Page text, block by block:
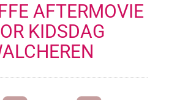
AFTERMOVIE
KIDSDAG